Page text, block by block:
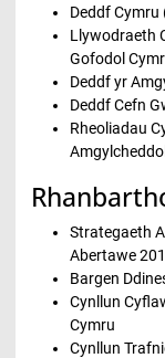
Deddf Cymru
Llywodraeth
Gofodol
Deddf yr
Deddf Cefn
Rheoliadau
Strategaeth
Abertawe
Bargen
Cynllun
Cymru
Cynllun